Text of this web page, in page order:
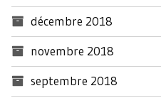
décembre 2018
novembre 2018
septembre 2018